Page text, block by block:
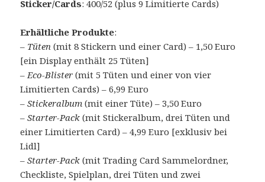
Sticker/Cards: 400/52 (plus 9 Limitierte Cards)
Erhältliche Produkte:
– Tüten (mit 8 Stickern und einer Card) – 1,50 Euro
[ein Display enthält 25 Tüten]
–Eco-Blister (mit 5 Tüten und einer von vier
Limitierten Cards) – 6,99 Euro
–Stickeralbum (mit einer Tüte) – 3,50 Euro
–Starter-Pack (mit Stickeralbum, drei Tüten und
einer Limitierten Card) – 4,99 Euro [exklusiv bei
Lidl]
–Starter-Pack (mit Trading Card Sammelordner,
Checkliste, Spielplan, drei Tüten und zwei